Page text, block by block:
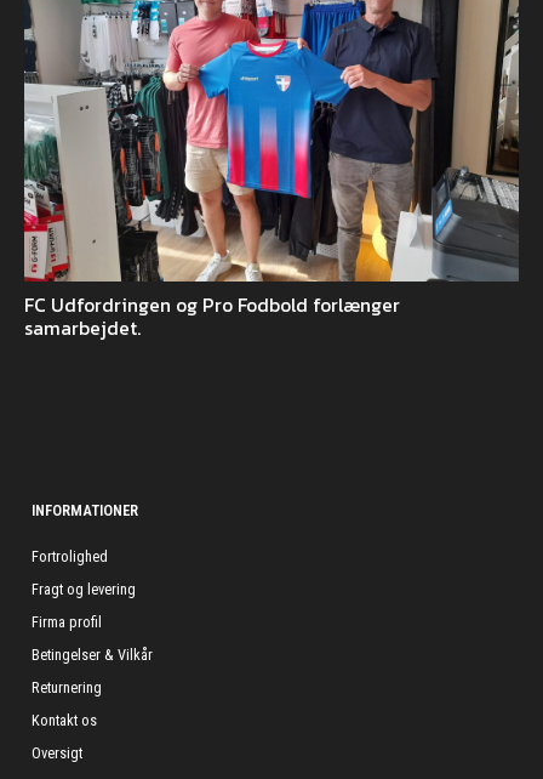
FC Udfordringen og Pro Fodbold forlænger
samarbejdet.
INFORMATIONER
Fortrolighed
Fragt og levering
Firma profil
Betingelser & Vilkår
Returnering
Kontakt os
Oversigt